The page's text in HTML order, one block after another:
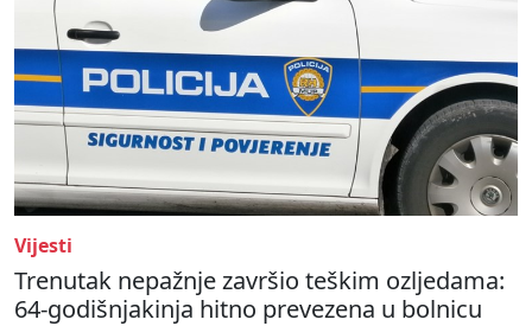
Vijesti
Trenutak nepažnje završio teškim ozljedama:
64-godišnjakinja hitno prevezena u bolnicu